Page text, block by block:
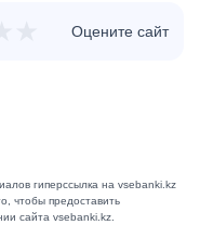
Оцените сайт
гиперссылка на vsebanki.kz
чтобы предоставить
сайта vsebanki.kz.